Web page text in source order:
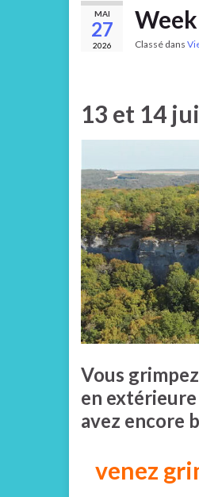
MAI
27
2026 Classé dans
13 et 14
Vous
en
avez encore
venez